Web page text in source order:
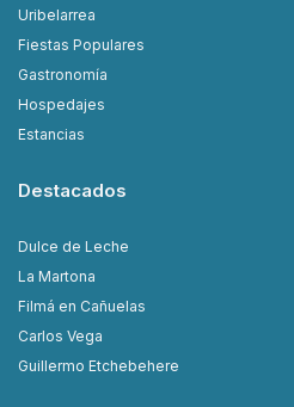
Uribelarrea
Fiestas Populares
Gastronomía
Hospedajes
Estancias
Destacados
Dulce de Leche
La Martona
Filmá en Cañuelas
Carlos Vega
Guillermo Etchebehere